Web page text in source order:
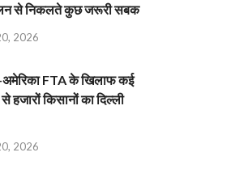
से निकलते कुछ जरूरी सबक
2026
अमेरिका FTA के खिलाफ कई
से हजारों किसानों का दिल्ली
2026